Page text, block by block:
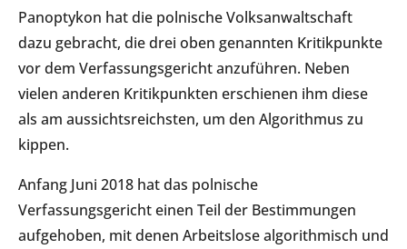
Panoptykon hat die polnische Volksanwaltschaft
dazu gebracht, die drei oben genannten Kritikpunkte
vor dem Verfassungsgericht anzuführen. Neben
vielen anderen Kritikpunkten erschienen ihm diese
als am aussichtsreichsten, um den Algorithmus zu
kippen.
Anfang Juni 2018 hat das polnische
Verfassungsgericht einen Teil der Bestimmungen
aufgehoben, mit denen Arbeitslose algorithmisch und